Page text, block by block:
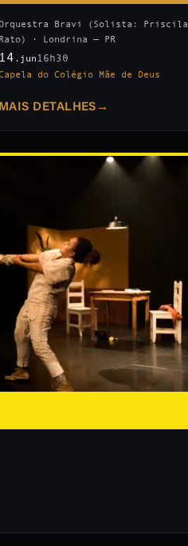
Bravi (Solista: Priscila
Rato) · Londrina — PR
14 .jun 16h30
do Colégio Mãe de Deus
MAIS DETALHES →